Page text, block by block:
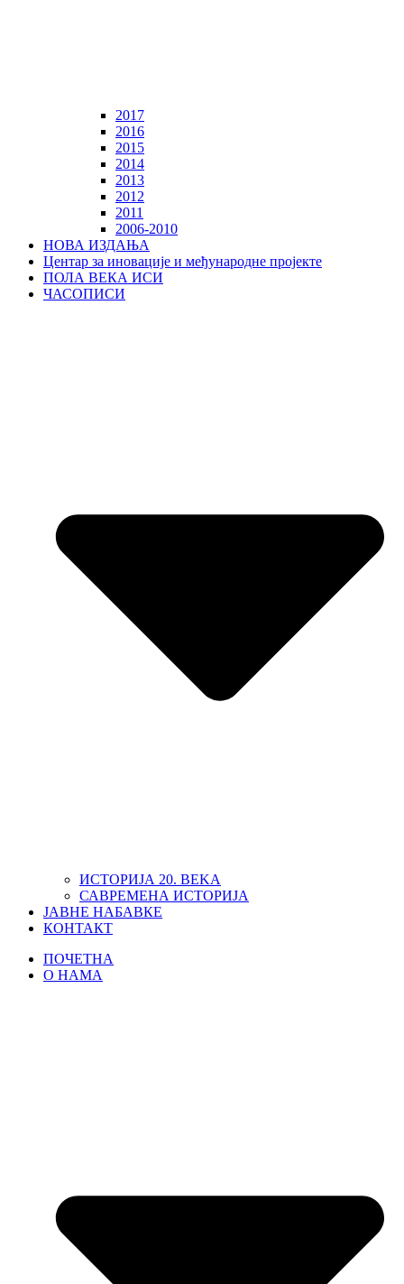
2017
2016
2015
2014
2013
2012
2011
2006-2010
НОВА ИЗДАЊА
Центар за иновације и међународне пројекте
ПОЛА ВЕКА ИСИ
ЧАСОПИСИ
ИСТОРИЈА 20. ВЕKА
САВРЕМЕНА ИСТОРИЈА
ЈАВНЕ НАБАВКЕ
КОНТАКТ
ПОЧЕТНА
О НАМА